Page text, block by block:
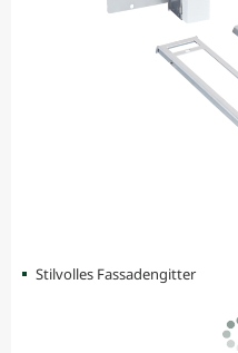
Stilvolles Fassadengitter